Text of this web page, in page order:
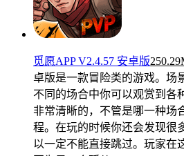
觅愿APP V2.4.57 安卓版
卓版是一款冒险类的游戏。场
不同的场合中你可以观赏到各
非常清晰的，不管是哪一种场
程。在玩的时候你还会发现很
以一定不能直接跳过。玩家在